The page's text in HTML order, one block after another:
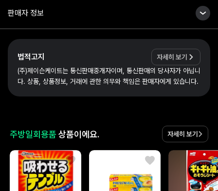
판매자 정보
법적고지
자세히 보기
(주)제이슨케이트는 통신판매중개자이며, 통신판매의 당사자가 아닙니
다. 상품, 상품정보, 거래에 관한 의무와 책임은 판매자에게 있습니다.
주방일회용품상품이에요. 자세히 보기